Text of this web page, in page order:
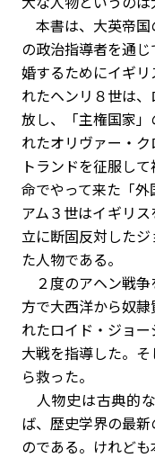
本書は、大英帝国
の政治指導者を通
婚するためにイギ
れたヘンリ８世は
放し、「主権国家
れたオリヴァー・
トランドを征服し
命でやって来た「
アム３世はイギリ
立に断固反対した
た人物である。
２度のアヘン戦争
方で大西洋から奴
れたロイド・ジョ
大戦を指導した。
ら救った。
人物史は古典的
ば、歴史学界の最
のである。けれど